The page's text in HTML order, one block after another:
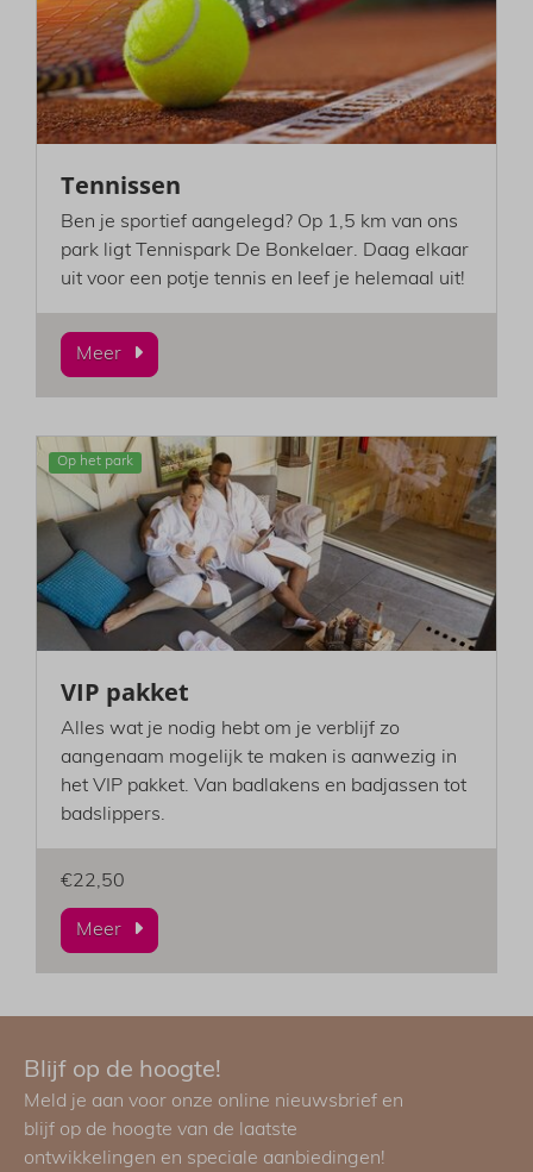
Tennissen
Ben je sportief aangelegd? Op 1,5 km van ons
park ligt Tennispark De Bonkelaer. Daag elkaar
uit voor een potje tennis en leef je helemaal uit!
Meer
Op het park
VIP pakket
Alles wat je nodig hebt om je verblijf zo
aangenaam mogelijk te maken is aanwezig in
het VIP pakket. Van badlakens en badjassen tot
badslippers.
€22,50
Meer
Blijf op de hoogte!
Meld je aan voor onze online nieuwsbrief en
blijf op de hoogte van de laatste
ontwikkelingen en speciale aanbiedingen!